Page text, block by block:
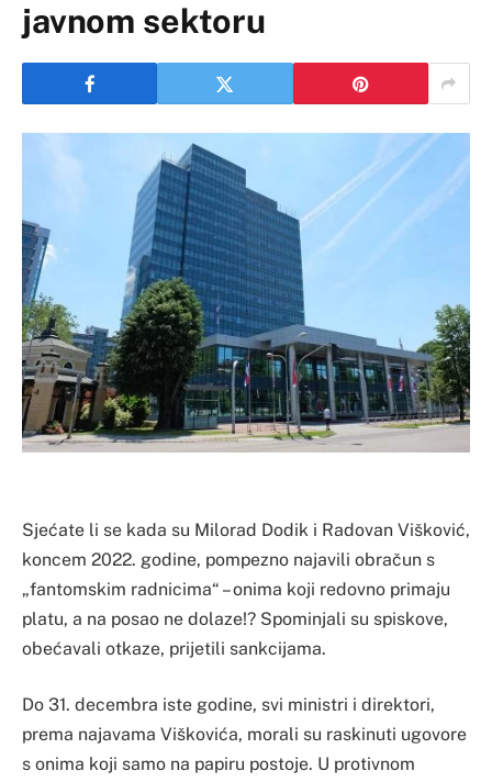
javnom sektoru
Sjećate li se kada su Milorad Dodik i Radovan Višković,
koncem 2022. godine, pompezno najavili obračun s
„fantomskim radnicima“ – onima koji redovno primaju
platu, a na posao ne dolaze!? Spominjali su spiskove,
obećavali otkaze, prijetili sankcijama.
Do 31. decembra iste godine, svi ministri i direktori,
prema najavama Viškovića, morali su raskinuti ugovore
s onima koji samo na papiru postoje. U protivnom